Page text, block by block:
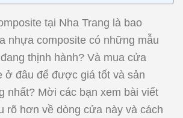
tại Nha Trang là bao
nhựa composite có những mẫu
thịnh hành? Và mua cửa
ở đâu để được giá tốt và sản
nhất? Mời các bạn xem bài viết
rõ hơn về dòng cửa này và cách